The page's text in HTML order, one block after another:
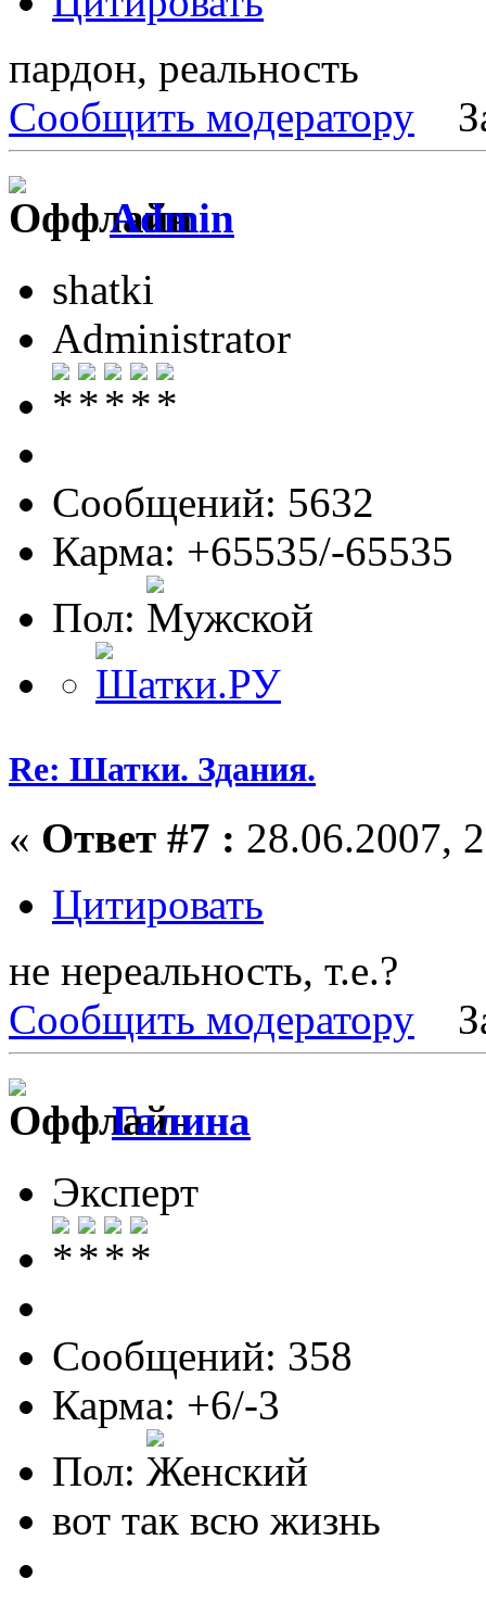
пардон, реальность
Сообщить модератору
Admin
shatki
Administrator
Сообщений: 5632
Карма: +65535/-65535
Пол:
Re: Шатки. Здания.
« Ответ #7 : 28.06.2007,
Цитировать
не нереальность, т.е.?
Сообщить модератору
Галина
Эксперт
Сообщений: 358
Карма: +6/-3
Пол:
вот так всю жизнь